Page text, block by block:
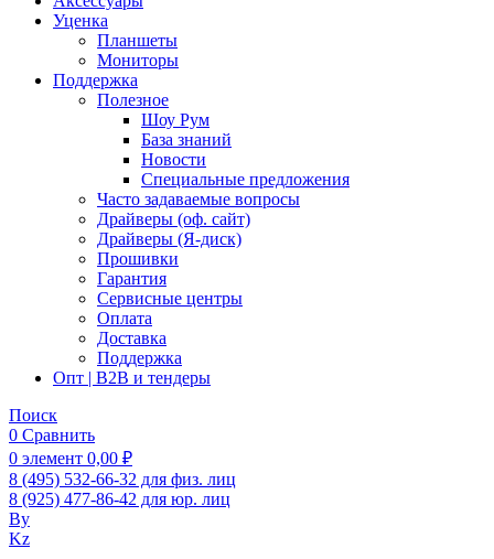
Уценка
Планшеты
Мониторы
Поддержка
Полезное
Шоу Рум
База знаний
Новости
Специальные предложения
Часто задаваемые вопросы
Драйверы (оф. сайт)
Драйверы (Я-диск)
Прошивки
Гарантия
Сервисные центры
Оплата
Доставка
Поддержка
Опт | B2B и тендеры
Поиск
0 Сравнить
0 элемент 0,00 ₽
8 (495) 532-66-32 для физ. лиц
8 (925) 477-86-42 для юр. лиц
By
Kz